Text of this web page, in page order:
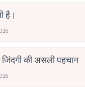
है।
जिंदगी की असली पहचान